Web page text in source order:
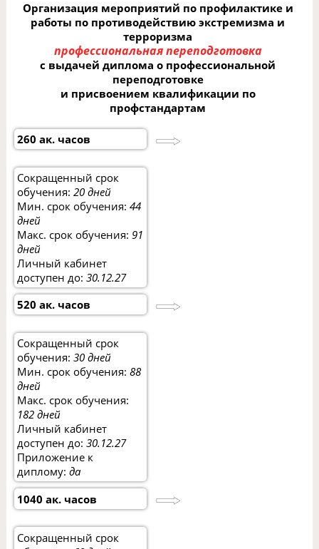
Организация мероприятий по профилактике и
работы по противодействию экстремизма и
терроризма
профессиональная переподготовка
с выдачей диплома о профессиональной
переподготовке
и присвоением квалификации по
профстандартам
260 ак. часов
Сокращенный срок
обучения:20 дней
Мин. срок обучения:44
дней
Макс. срок обучения:91
дней
Личный кабинет
доступен до:30.12.27
520 ак. часов
Сокращенный срок
обучения:30 дней
Мин. срок обучения:88
дней
Макс. срок обучения:
182 дней
Личный кабинет
доступен до:30.12.27
Приложение к
диплому:да
1040 ак. часов
Сокращенный срок